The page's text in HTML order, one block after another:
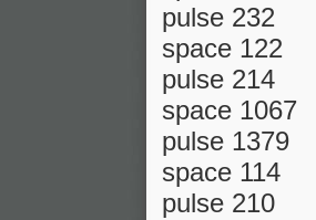
pulse 232
space 122
pulse 214
space 1067
pulse 1379
space 114
pulse 210